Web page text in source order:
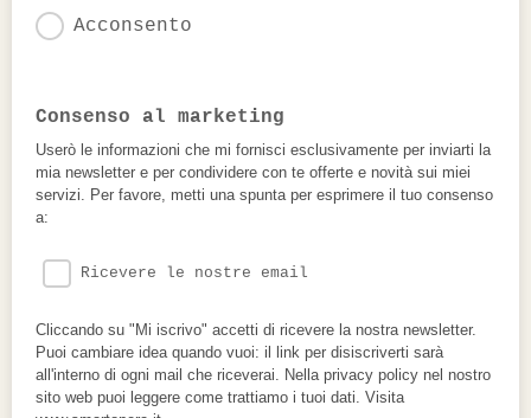
Acconsento
Consenso al marketing
Userò le informazioni che mi fornisci esclusivamente per inviarti la
mia newsletter e per condividere con te offerte e novità sui miei
servizi. Per favore, metti una spunta per esprimere il tuo consenso
a:
Ricevere le nostre email
Cliccando su "Mi iscrivo" accetti di ricevere la nostra newsletter.
Puoi cambiare idea quando vuoi: il link per disiscriverti sarà
all'interno di ogni mail che riceverai. Nella privacy policy nel nostro
sito web puoi leggere come trattiamo i tuoi dati. Visita